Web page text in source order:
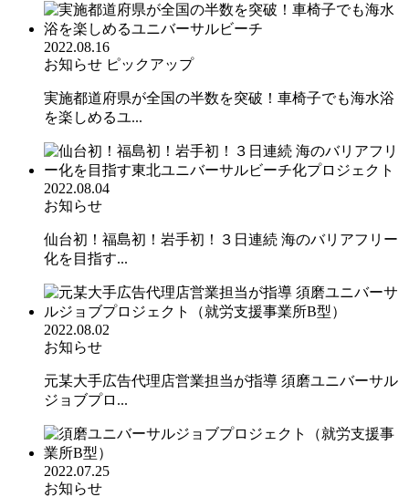
2022.08.16
お知らせ ピックアップ
実施都道府県が全国の半数を突破！車椅子でも海水浴
を楽しめるユ...
2022.08.04
お知らせ
仙台初！福島初！岩手初！３日連続 海のバリアフリー
化を目指す...
2022.08.02
お知らせ
元某大手広告代理店営業担当が指導 須磨ユニバーサル
ジョブプロ...
2022.07.25
お知らせ